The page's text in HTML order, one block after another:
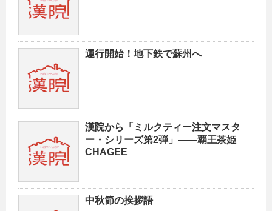
運行開始！地下鉄で蘇州へ
漢院から「ミルクティー注文マスタ
ー・シリーズ第2弾」——覇王茶姫
CHAGEE
中秋節の挨拶語